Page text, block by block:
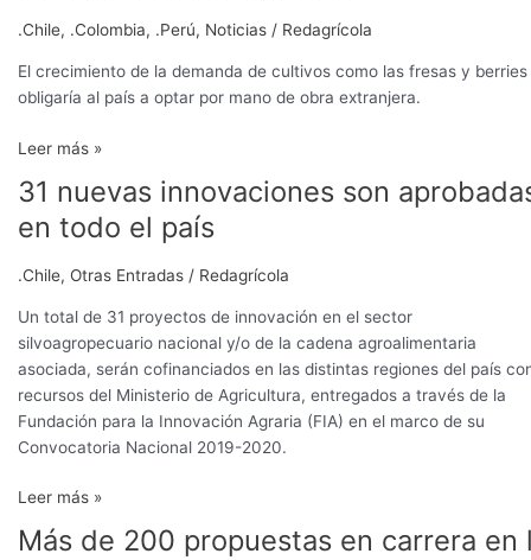
.Chile, .Colombia, .Perú, Noticias / Redagrícola
El crecimiento de la demanda de cultivos como las fresas y berries
obligaría al país a optar por mano de obra extranjera.
Leer más »
31 nuevas innovaciones son
en todo el país
.Chile, Otras Entradas / Redagrícola
Un total de 31 proyectos de innovación en el sector
silvoagropecuario nacional y/o de la cadena agroalimentaria
asociada, serán cofinanciados en las distintas regiones del país
recursos del Ministerio de Agricultura, entregados a través de la
Fundación para la Innovación Agraria (FIA) en el marco de su
Convocatoria Nacional 2019-2020.
31
innovaciones
aprobadas
en
todo
el
país
Leer más »
Más de 200 propuestas en carrera en
Más